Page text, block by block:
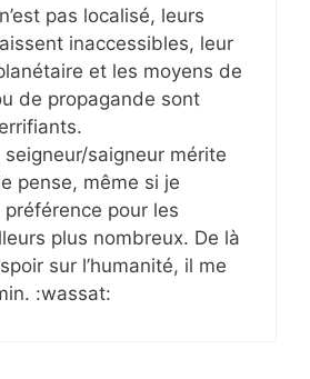
pas localisé, leurs
inaccessibles, leur
et les moyens de
de propagande sont
saigneur mérite
pense, même si je
pour les
plus nombreux. De là
sur l’humanité, il me
:wassat: